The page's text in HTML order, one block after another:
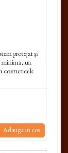
protejat și
minimă, un
cosmeticele
Adauga in cos